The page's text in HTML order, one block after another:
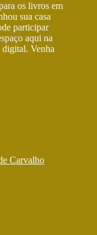
os livros em
sua casa
participar
aqui na
Venha
Carvalho